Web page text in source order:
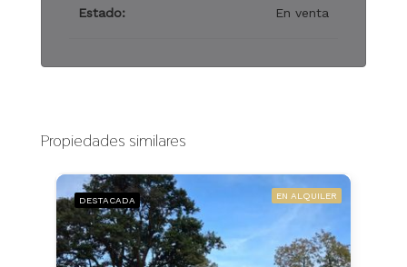
Estado: En venta
Propiedades similares
DESTACADA EN ALQUILER